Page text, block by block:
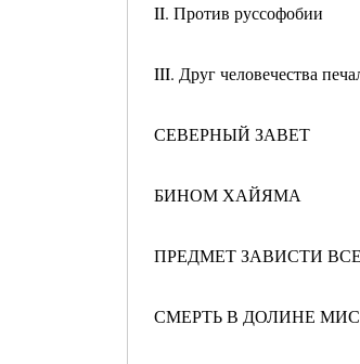
II. Против руссофобии
III. Друг человечества
СЕВЕРНЫЙ ЗАВЕТ
БИНОМ ХАЙЯМА
ПРЕДМЕТ ЗАВИСТИ
СМЕРТЬ В ДОЛИНЕ